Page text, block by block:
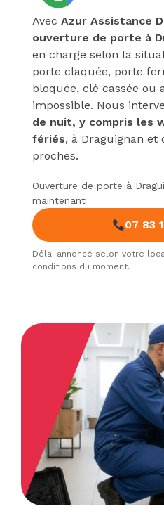
Avec Azur Assistance
ouverture de porte à
en charge selon la
porte claquée, porte
bloquée, clé cassée ou
impossible. Nous
de nuit, y compris les
fériés, à Draguignan et
proches.
Ouverture de porte à
maintenant
07 83
Délai annoncé selon votre
conditions du moment.